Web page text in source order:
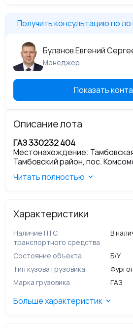
Получить консультацию по
Буланов Евгений
Менеджер
Показать
Описание лота
ГАЗ 330232 404
Местонахождение: Тамбовская область,
Тамбовский район, пос.
VIN: Х9633023282295910
Пробег, км: 322074
Паспорт транспортного средства: 52 МР 301039
от 04.02.2008
Техническое состояние:
согласно акту осмотра транспортного средства
от 01.04.2025
Сведения о наличии спора, обременений /
обременений и ограничений в отношении ТС не
Читать полностью
Характеристики
Наличие ПТС
транспортного средства
В
Состояние объекта
Б/У
Тип кузова грузовика
Марка грузовика
ГАЗ
Больше характеристик